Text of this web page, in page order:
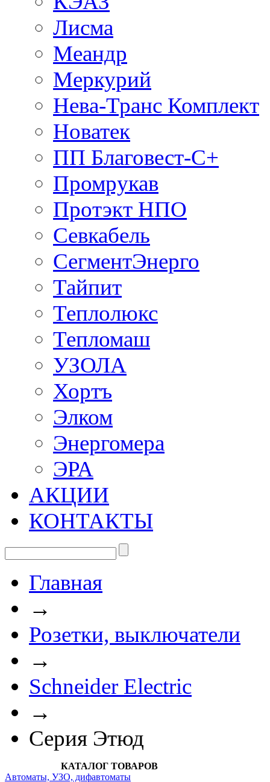
Лисма
Меандр
Меркурий
Нева-Транс Комплект
Новатек
ПП Благовест-С+
Промрукав
Протэкт НПО
Севкабель
СегментЭнерго
Тайпит
Теплолюкс
Тепломаш
УЗОЛА
Хортъ
Элком
Энергомера
ЭРА
АКЦИИ
КОНТАКТЫ
Главная
→
Розетки, выключатели
→
Schneider Electric
→
Серия Этюд
КАТАЛОГ ТОВАРОВ
Автоматы, УЗО, дифавтоматы